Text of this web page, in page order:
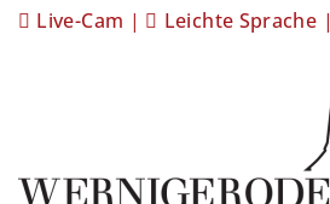
Live-Cam | Leichte Sprache |